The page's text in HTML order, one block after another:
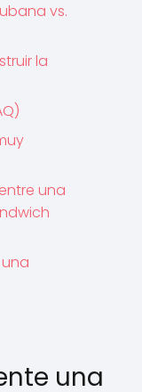
vs.
la
una
una